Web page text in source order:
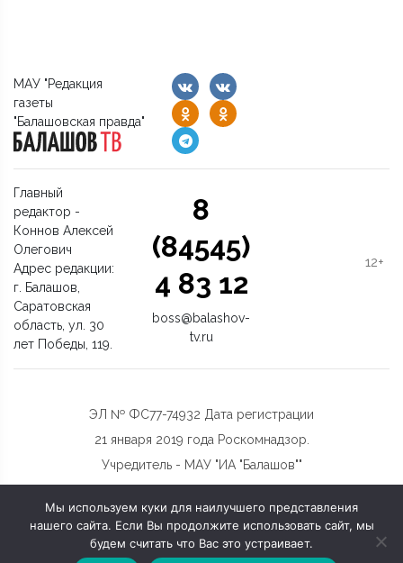
МАУ "Редакция
газеты
"Балашовская правда"
Главный
редактор -
Коннов Алексей
Олегович
Адрес редакции:
г. Балашов,
Саратовская
область, ул. 30
лет Победы, 119.
8
(84545)
4 83 12
boss@balashov-
tv.ru
12+
ЭЛ № ФС77-74932 Дата регистрации
21 января 2019 года Роскомнадзор.
Учредитель - МАУ "ИА "Балашов""
Мы используем куки для наилучшего представления
нашего сайта. Если Вы продолжите использовать сайт, мы
будем считать что Вас это устраивает.